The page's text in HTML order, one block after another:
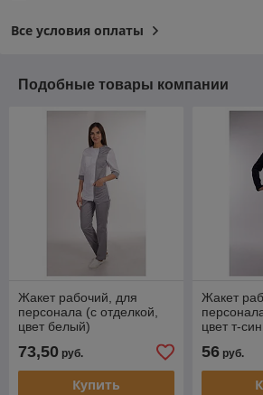
Все условия оплаты
Подобные товары компании
Жакет рабочий, для
персонала (с отделкой,
цвет белый)
73,50 руб.
Купить
Жакет
цвет т-
56руб.